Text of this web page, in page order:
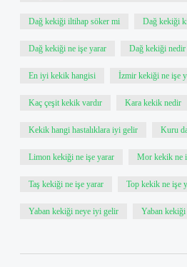
Dağ kekiği iltihap söker mi Dağ kekiği
Dağ kekiği ne işe yarar Dağ kekiği nedir
En iyi kekik hangisi İzmir kekiği ne işe
Kaç çeşit kekik vardır Kara kekik nedir
Kekik hangi hastalıklara iyi gelir Kuru
Limon kekiği ne işe yarar Mor kekik ne
Taş kekiği ne işe yarar Top kekik ne işe
Yaban kekiği neye iyi gelir Yaban kekiği